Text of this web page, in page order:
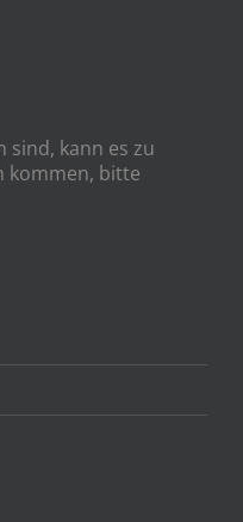
sind, kann es zu
kommen, bitte